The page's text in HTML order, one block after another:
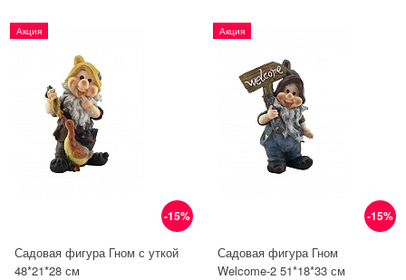
-15%
Акция
Садовая фигура Гном с уткой
48*21*28 см
-15%
Акция
Садовая фигура Гном
Welcome-2 51*18*33 см